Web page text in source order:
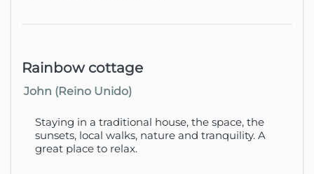
Rainbow cottage
John (Reino Unido)
Staying in a traditional house, the space, the
sunsets, local walks, nature and tranquility. A
great place to relax.